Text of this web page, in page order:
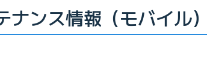
ンス情報（モバイル）